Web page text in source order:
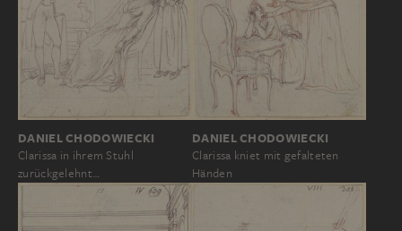
DANIEL CHODOWIECKI
Clarissa in ihrem Stuhl
zurückgelehnt…
DANIEL CHODOWIECKI
Clarissa kniet mit gefalteten
Händen